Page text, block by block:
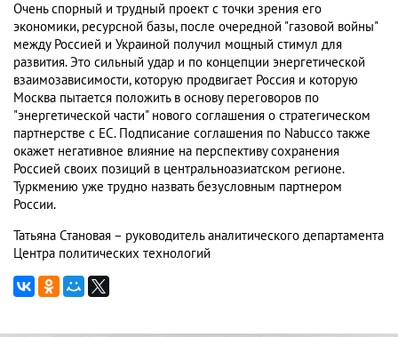
Очень спорный и трудный проект с точки зрения его
экономики, ресурсной базы, после очередной "газовой войны"
между Россией и Украиной получил мощный стимул для
развития. Это сильный удар и по концепции энергетической
взаимозависимости, которую продвигает Россия и которую
Москва пытается положить в основу переговоров по
"энергетической части" нового соглашения о стратегическом
партнерстве с ЕС. Подписание соглашения по Nabucco также
окажет негативное влияние на перспективу сохранения
Россией своих позиций в центральноазиатском регионе.
Туркмению уже трудно назвать безусловным партнером
России.
Татьяна Становая – руководитель аналитического департамента
Центра политических технологий